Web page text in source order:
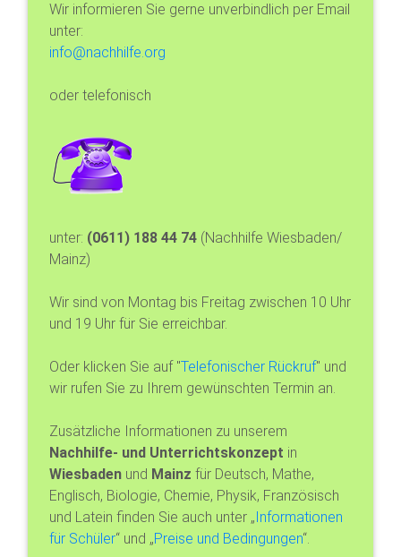
Wir informieren Sie gerne unverbindlich per Email
unter:
info@nachhilfe.org
oder telefonisch
unter: (0611) 188 44 74 (Nachhilfe Wiesbaden/
Mainz)
Wir sind von Montag bis Freitag zwischen 10 Uhr
und 19 Uhr für Sie erreichbar.
Oder klicken Sie auf "Telefonischer Rückruf" und
wir rufen Sie zu Ihrem gewünschten Termin an.
Zusätzliche Informationen zu unserem
Nachhilfe- und Unterrichtskonzept in
Wiesbaden und Mainz für Deutsch, Mathe,
Englisch, Biologie, Chemie, Physik, Französisch
und Latein finden Sie auch unter „Informationen
für Schüler“ und „Preise und Bedingungen“.